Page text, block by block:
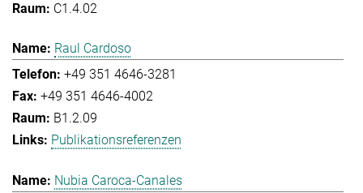
C1.4.02
Raul Cardoso
+49 351 4646-3281
+49 351 4646-4002
B1.2.09
Publikationsreferenzen
Nubia Caroca-Canales